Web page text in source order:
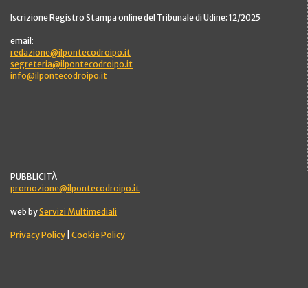
Iscrizione Registro Stampa online del Tribunale di Udine: 12/2025
email:
redazione@ilpontecodroipo.it
segreteria@ilpontecodroipo.it
info@ilpontecodroipo.it
PUBBLICITÀ
promozione@ilpontecodroipo.it
web byServizi Multimediali
Privacy Policy Cookie Policy